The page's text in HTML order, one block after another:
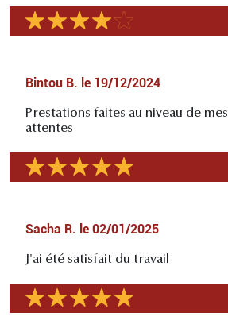
Bintou B. le 19/12/2024
Prestations faites au niveau de mes
attentes
Sacha R. le 02/01/2025
J'ai été satisfait du travail